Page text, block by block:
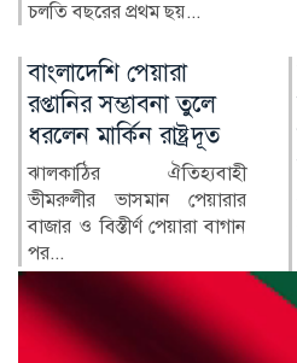
আলমারিতে জমানো স্ত্রী-
সন্তানের ভবিষ্যৎ গড়ার
স্বপ্ন নষ্ট করল ইঁদুর আর
উইপোকা
অভাবের সংসারে স্ত্রী-সন্তানের
ভবিষ্যৎ গড়ার স্বপ্নে কষ্ট করে
একটু একটু করে জমি...